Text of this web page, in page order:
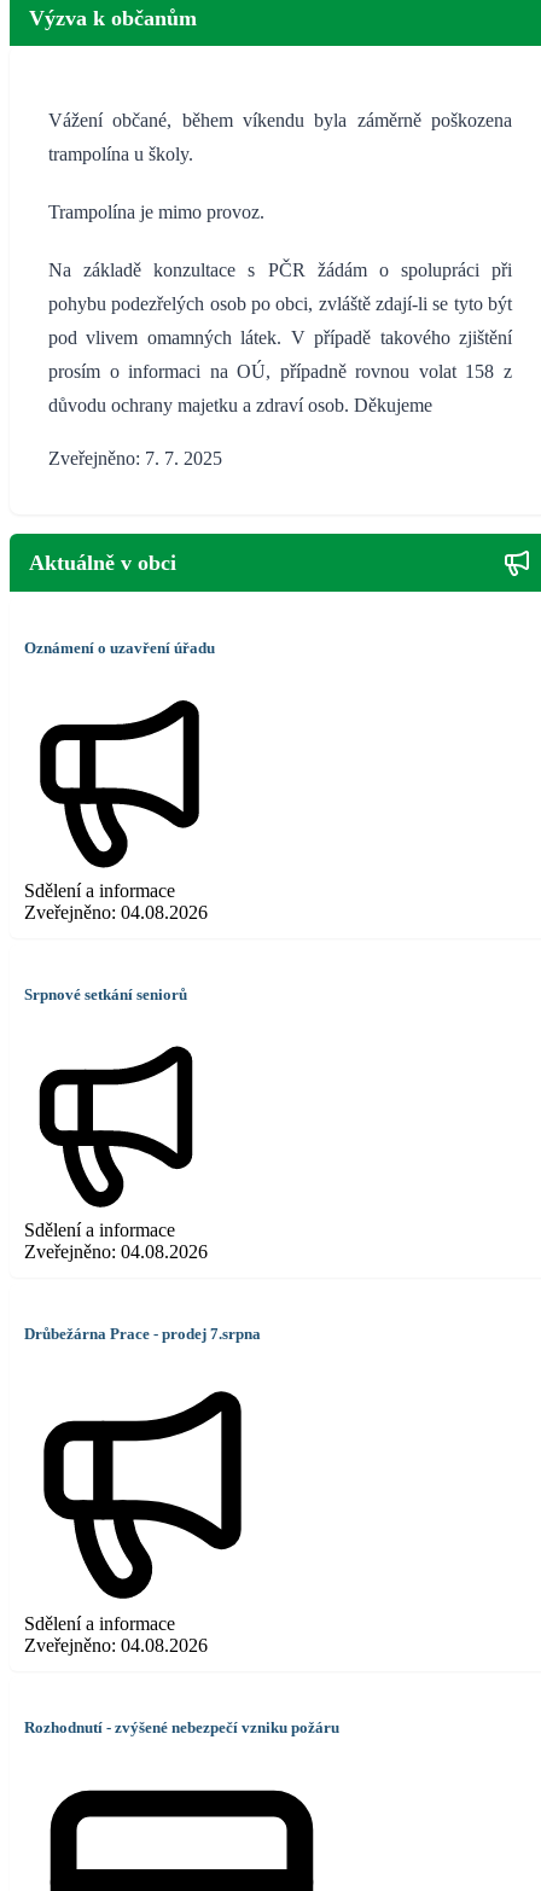
Výzva k občanům
Vážení občané, během víkendu byla záměrně poškozena
trampolína u školy.
Trampolína je mimo provoz.
Na základě konzultace s PČR žádám o spolupráci při
pohybu podezřelých osob po obci, zvláště zdají-li se tyto být
pod vlivem omamných látek. V případě takového zjištění
prosím o informaci na OÚ, případně rovnou volat 158 z
důvodu ochrany majetku a zdraví osob. Děkujeme
Zveřejněno: 7. 7. 2025
Aktuálně v obci
Oznámení o uzavření úřadu
Sdělení a informace
Zveřejněno: 04.08.2026
Srpnové setkání seniorů
Sdělení a informace
Zveřejněno: 04.08.2026
Drůbežárna Prace - prodej 7.srpna
Sdělení a informace
Zveřejněno: 04.08.2026
Rozhodnutí - zvýšené nebezpečí vzniku požáru